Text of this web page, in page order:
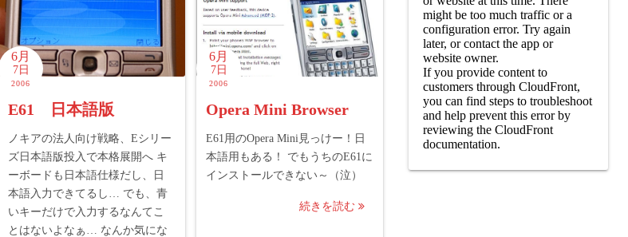
6月
7日
2006
E61 日本語版
ノキアの法人向け戦略、Eシリー
ズ日本語版投入で本格展開へ キ
ーボードも日本語仕様だし、日
本語入力できてるし… でも、青
いキーだけで入力するなんてこ
とはないよなぁ… なんか気にな
6月
7日
2006
Opera Mini Browser
E61用のOpera Mini見っけー！日
本語用もある！ でもうちのE61に
インストールできない～（泣）
続きを読む